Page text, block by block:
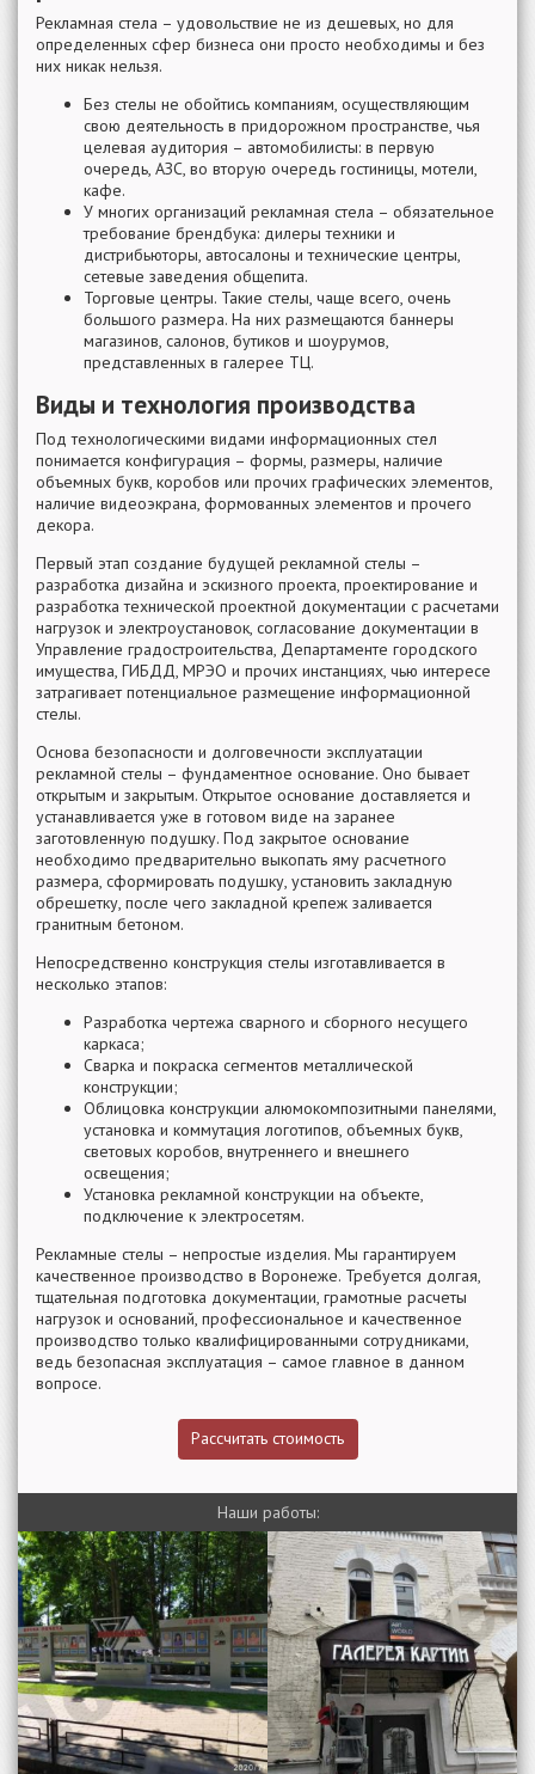
Рекламная стела – удовольствие не из дешевых, но для
определенных сфер бизнеса они просто необходимы и без
них никак нельзя.
Без стелы не обойтись компаниям, осуществляющим
свою деятельность в придорожном пространстве, чья
целевая аудитория – автомобилисты: в первую
очередь, АЗС, во вторую очередь гостиницы, мотели,
кафе.
У многих организаций рекламная стела – обязательное
требование брендбука: дилеры техники и
дистрибьюторы, автосалоны и технические центры,
сетевые заведения общепита.
Торговые центры. Такие стелы, чаще всего, очень
большого размера. На них размещаются баннеры
магазинов, салонов, бутиков и шоурумов,
представленных в галерее ТЦ.
Виды и технология производства
Под технологическими видами информационных стел
понимается конфигурация – формы, размеры, наличие
объемных букв, коробов или прочих графических элементов,
наличие видеоэкрана, формованных элементов и прочего
декора.
Первый этап создание будущей рекламной стелы –
разработка дизайна и эскизного проекта, проектирование и
разработка технической проектной документации с расчетами
нагрузок и электроустановок, согласование документации в
Управление градостроительства, Департаменте городского
имущества, ГИБДД, МРЭО и прочих инстанциях, чью интересе
затрагивает потенциальное размещение информационной
стелы.
Основа безопасности и долговечности эксплуатации
рекламной стелы – фундаментное основание. Оно бывает
открытым и закрытым. Открытое основание доставляется и
устанавливается уже в готовом виде на заранее
заготовленную подушку. Под закрытое основание
необходимо предварительно выкопать яму расчетного
размера, сформировать подушку, установить закладную
обрешетку, после чего закладной крепеж заливается
гранитным бетоном.
Непосредственно конструкция стелы изготавливается в
несколько этапов:
Разработка чертежа сварного и сборного несущего
каркаса;
Сварка и покраска сегментов металлической
конструкции;
Облицовка конструкции алюмокомпозитными панелями,
установка и коммутация логотипов, объемных букв,
световых коробов, внутреннего и внешнего
освещения;
Установка рекламной конструкции на объекте,
подключение к электросетям.
Рекламные стелы – непростые изделия. Мы гарантируем
качественное производство в Воронеже. Требуется долгая,
тщательная подготовка документации, грамотные расчеты
нагрузок и оснований, профессиональное и качественное
производство только квалифицированными сотрудниками,
ведь безопасная эксплуатация – самое главное в данном
вопросе.
Рассчитать стоимость
Наши работы: